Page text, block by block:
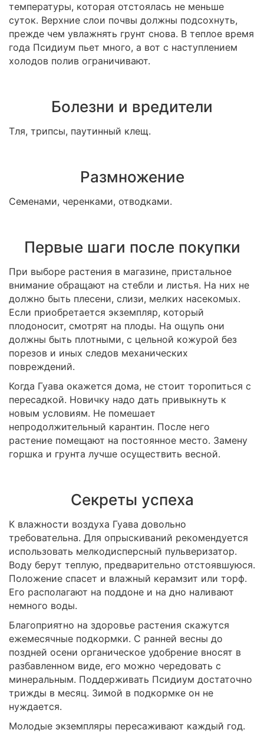
температуры, которая отстоялась не меньше
суток. Верхние слои почвы должны подсохнуть,
прежде чем увлажнять грунт снова. В теплое время
года Псидиум пьет много, а вот с наступлением
холодов полив ограничивают.
Болезни и вредители
Тля, трипсы, паутинный клещ.
Размножение
Семенами, черенками, отводками.
Первые шаги после покупки
При выборе растения в магазине, пристальное
внимание обращают на стебли и листья. На них не
должно быть плесени, слизи, мелких насекомых.
Если приобретается экземпляр, который
плодоносит, смотрят на плоды. На ощупь они
должны быть плотными, с цельной кожурой без
порезов и иных следов механических
повреждений.
Когда Гуава окажется дома, не стоит торопиться с
пересадкой. Новичку надо дать привыкнуть к
новым условиям. Не помешает
непродолжительный карантин. После него
растение помещают на постоянное место. Замену
горшка и грунта лучше осуществить весной.
Секреты успеха
К влажности воздуха Гуава довольно
требовательна. Для опрыскиваний рекомендуется
использовать мелкодисперсный пульверизатор.
Воду берут теплую, предварительно отстоявшуюся.
Положение спасет и влажный керамзит или торф.
Его располагают на поддоне и на дно наливают
немного воды.
Благоприятно на здоровье растения скажутся
ежемесячные подкормки. С ранней весны до
поздней осени органическое удобрение вносят в
разбавленном виде, его можно чередовать с
минеральным. Поддерживать Псидиум достаточно
трижды в месяц. Зимой в подкормке он не
нуждается.
Молодые экземпляры пересаживают каждый год.